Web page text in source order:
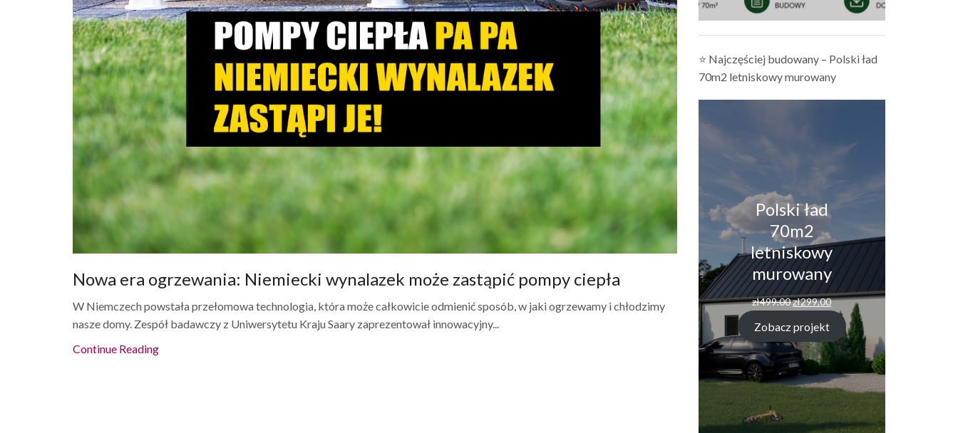
Nowa era ogrzewania: Niemiecki wynalazek może zastąpić pompy ciepła
W Niemczech powstała przełomowa technologia, która może całkowicie odmienić sposób, w jaki ogrzewamy i chłodzimy
nasze domy. Zespół badawczy z Uniwersytetu Kraju Saary zaprezentował innowacyjny...
Continue Reading
⭐ Najczęściej budowany – Polski ład
70m2 letniskowy murowany
Polski ład
70m2
letniskowy
murowany
zł499.00Pierwotna
cena
wynosiła:
zł499.00.
zł299.00Aktualna
cena
wynosi:
zł299.00.
Zobacz projekt